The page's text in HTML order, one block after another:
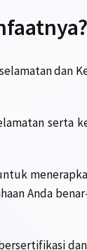
dan
serta
Anda